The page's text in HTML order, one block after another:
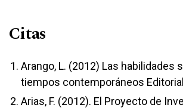
Citas
Arango, L. (2012) Las habilidades
tiempos contemporáneos
Arias, F. (2012). El Proyecto de